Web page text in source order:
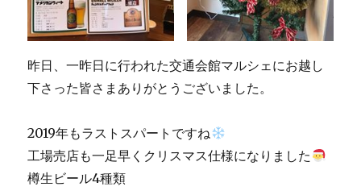
昨日、一昨日に行われた交通会館マルシェにお越し
下さった皆さまありがとうございました。
2019年もラストスパートですね
工場売店も一足早くクリスマス仕様になりました
樽生ビール4種類